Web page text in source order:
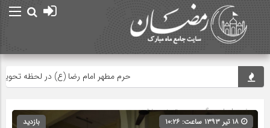
حرم مطهر امام رضا (ع) در لحظه تحویل سال
صفحه اصلی» گروه » دسته‌بندی نشده
بازدید